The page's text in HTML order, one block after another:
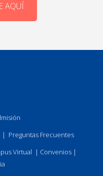
AQUÍ
| Preguntas Frecuentes
Virtual | Convenios|